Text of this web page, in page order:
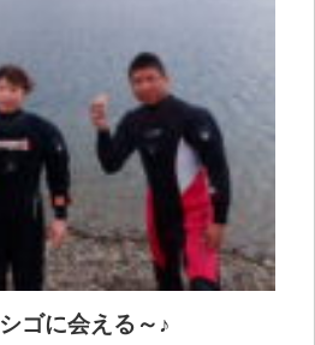
ゴに会える～♪